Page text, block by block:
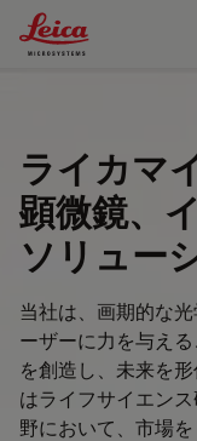
Leica Microsystems
ライカマ
顕微鏡、
ソリュー
当社は、画期的な
ーザーに力を与え
を創造し、未来を
はライフサイエン
野において、市場